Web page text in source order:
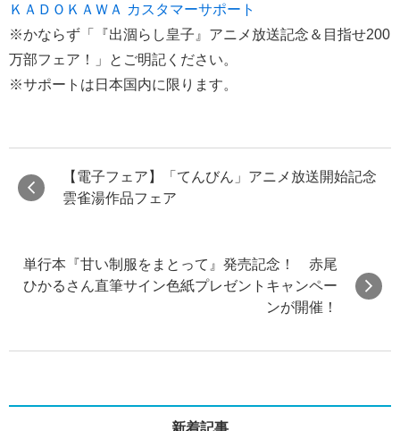
ＫＡＤＯＫＡＷＡ カスタマーサポート
※かならず「『出涸らし皇子』アニメ放送記念＆目指せ200
万部フェア！」とご明記ください。
※サポートは日本国内に限ります。
【電子フェア】「てんびん」アニメ放送開始記念
雲雀湯作品フェア
単行本『甘い制服をまとって』発売記念！ 赤尾
ひかるさん直筆サイン色紙プレゼントキャンペー
ンが開催！
新着記事